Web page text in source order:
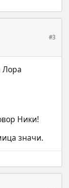
#3
Ники!
значи.